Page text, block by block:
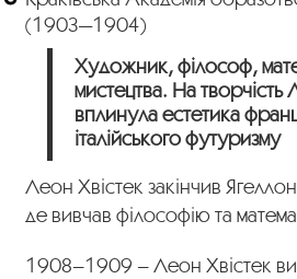
(1903—1904)
Художник, філософ,
мистецтва. На творчість
вплинула естетика
італійського футуризму
Леон Хвістек закінчив
де вивчав філософію та
1908–1909 – Леон Хвістек